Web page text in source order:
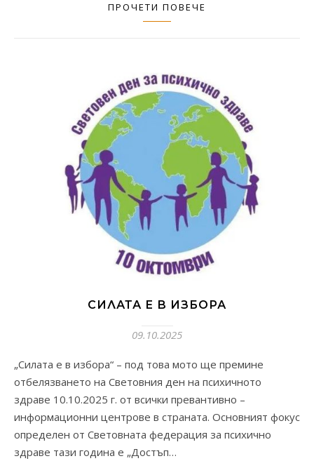
ПРОЧЕТИ ПОВЕЧЕ
СИЛАТА Е В ИЗБОРА
09.10.2025
„Силата е в избора“ – под това мото ще премине
отбелязването на Световния ден на психичното
здраве 10.10.2025 г. от всички превантивно –
информационни центрове в страната. Основният фокус
определен от Световната федерация за психично
здраве тази година е „Достъп…